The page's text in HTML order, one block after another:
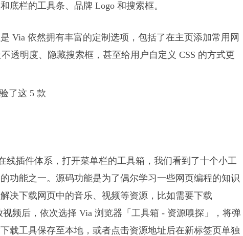
底栏的工具条、品牌 Logo 和搜索框。
Via 依然拥有丰富的定制选项，包括了在主页添加常用网
透明度、隐藏搜索框，甚至给用户自定义 CSS 的方式更
线插件体系，打开菜单栏的工具箱，我们看到了十个小工
功能之一。源码功能是为了偶尔学习一些网页编程的知识
决下载网页中的音乐、视频等资源，比如需要下载
频后，依次选择 Via 浏览器「工具箱 - 资源嗅探」，将弹
载工具保存至本地，或者点击资源地址后在新标签页单独